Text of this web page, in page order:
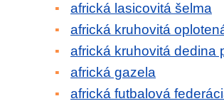
africká lasicovitá šelma
africká kruhovitá
africká kruhovitá dedina
africká gazela
africká futbalová